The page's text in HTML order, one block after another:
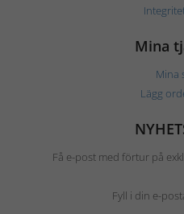
Mina
Mina
Lägg
Få e-post med förtur på
Fyll i din e-